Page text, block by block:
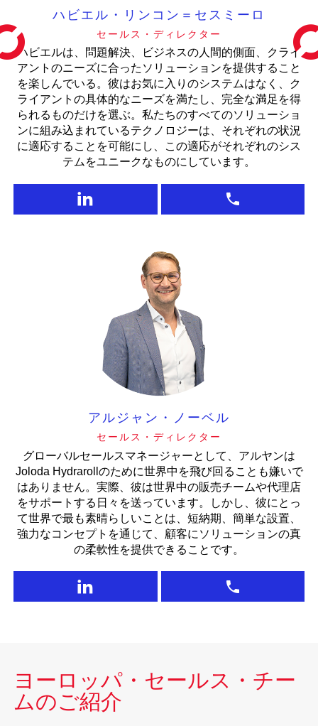
ハビエル・リンコン＝セスミーロ
セールス・ディレクター
ハビエルは、問題解決、ビジネスの人間的側面、クライ
アントのニーズに合ったソリューションを提供すること
を楽しんでいる。彼はお気に入りのシステムはなく、ク
ライアントの具体的なニーズを満たし、完全な満足を得
られるものだけを選ぶ。私たちのすべてのソリューショ
ンに組み込まれているテクノロジーは、それぞれの状況
に適応することを可能にし、この適応がそれぞれのシス
テムをユニークなものにしています。
アルジャン・ノーベル
セールス・ディレクター
グローバルセールスマネージャーとして、アルヤンは
Joloda Hydrarollのために世界中を飛び回ることも嫌いで
はありません。実際、彼は世界中の販売チームや代理店
をサポートする日々を送っています。しかし、彼にとっ
て世界で最も素晴らしいことは、短納期、簡単な設置、
強力なコンセプトを通じて、顧客にソリューションの真
の柔軟性を提供できることです。
ヨーロッパ・セールス・チー
ムのご紹介